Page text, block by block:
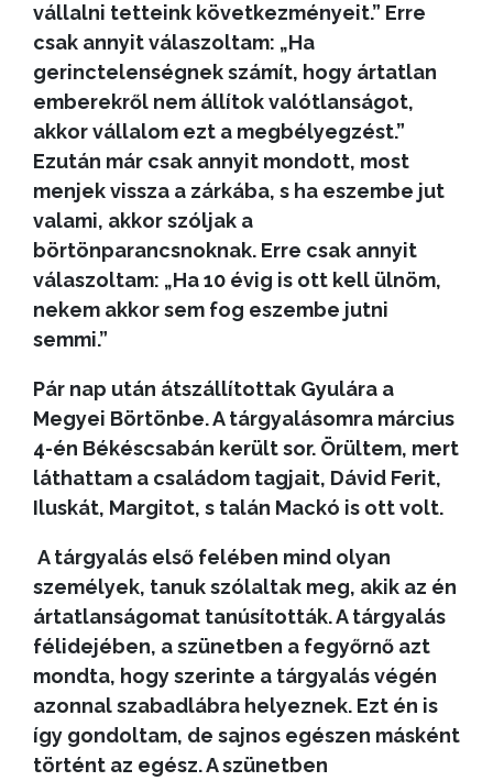
vállalni tetteink következményeit.” Erre
csak annyit válaszoltam: „Ha
gerinctelenségnek számít, hogy ártatlan
emberekről nem állítok valótlanságot,
akkor vállalom ezt a megbélyegzést.”
Ezután már csak annyit mondott, most
menjek vissza a zárkába, s ha eszembe jut
valami, akkor szóljak a
börtönparancsnoknak. Erre csak annyit
válaszoltam: „Ha 10 évig is ott kell ülnöm,
nekem akkor sem fog eszembe jutni
semmi.”
Pár nap után átszállítottak Gyulára a
Megyei Börtönbe. A tárgyalásomra március
4-én Békéscsabán került sor. Örültem, mert
láthattam a családom tagjait, Dávid Ferit,
Iluskát, Margitot, s talán Mackó is ott volt.
A tárgyalás első felében mind olyan
személyek, tanuk szólaltak meg, akik az én
ártatlanságomat tanúsították. A tárgyalás
félidejében, a szünetben a fegyőrnő azt
mondta, hogy szerinte a tárgyalás végén
azonnal szabadlábra helyeznek. Ezt én is
így gondoltam, de sajnos egészen másként
történt az egész. A szünetben